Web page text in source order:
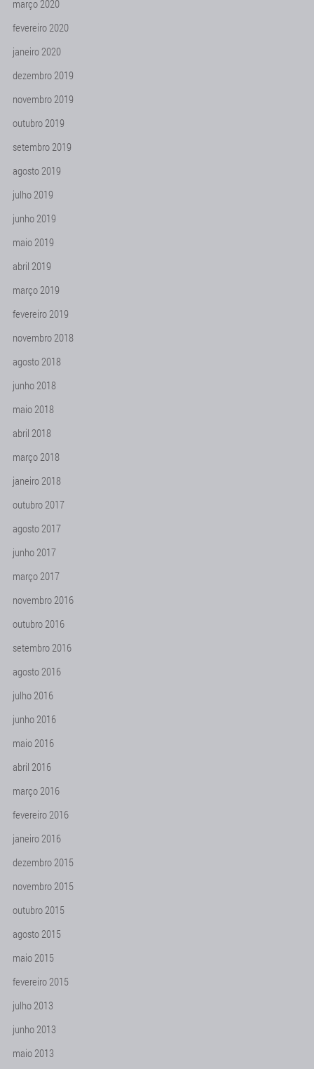
março 2020
fevereiro 2020
janeiro 2020
dezembro 2019
novembro 2019
outubro 2019
setembro 2019
agosto 2019
julho 2019
junho 2019
maio 2019
abril 2019
março 2019
fevereiro 2019
novembro 2018
agosto 2018
junho 2018
maio 2018
abril 2018
março 2018
janeiro 2018
outubro 2017
agosto 2017
junho 2017
março 2017
novembro 2016
outubro 2016
setembro 2016
agosto 2016
julho 2016
junho 2016
maio 2016
abril 2016
março 2016
fevereiro 2016
janeiro 2016
dezembro 2015
novembro 2015
outubro 2015
agosto 2015
maio 2015
fevereiro 2015
julho 2013
junho 2013
maio 2013